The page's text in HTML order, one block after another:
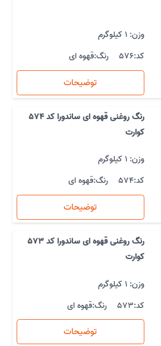
وزن: 1 کیلوگرم
کد:576 رنگ:قهوه ای
توضیحات
رنگ روغنی قهوه ای ساندورا کد 574
کوارت
وزن: 1 کیلوگرم
کد:574 رنگ:قهوه ای
توضیحات
رنگ روغنی قهوه ای ساندورا کد 573
کوارت
وزن: 1 کیلوگرم
کد:573 رنگ:قهوه ای
توضیحات